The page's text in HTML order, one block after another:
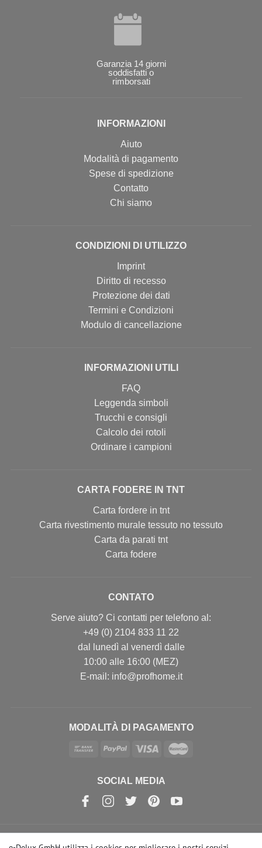
Garanzia 14 giorni
soddisfatti o
rimborsati
INFORMAZIONI
Aiuto
Modalità di pagamento
Spese di spedizione
Contatto
Chi siamo
CONDIZIONI DI UTILIZZO
Imprint
Diritto di recesso
Protezione dei dati
Termini e Condizioni
Modulo di cancellazione
INFORMAZIONI UTILI
FAQ
Leggenda simboli
Trucchi e consigli
Calcolo dei rotoli
Ordinare i campioni
CARTA FODERE IN TNT
Carta fordere in tnt
Carta rivestimento murale tessuto no tessuto
Carta da parati tnt
Carta fodere
CONTATO
Serve aiuto? Ci contatti per telefono al:
+49 (0) 2104 833 11 22
dal lunedì al venerdì dalle
10:00 alle 16:00 (MEZ)
E-mail: info@profhome.it
MODALITÀ DI PAGAMENTO
SOCIAL MEDIA